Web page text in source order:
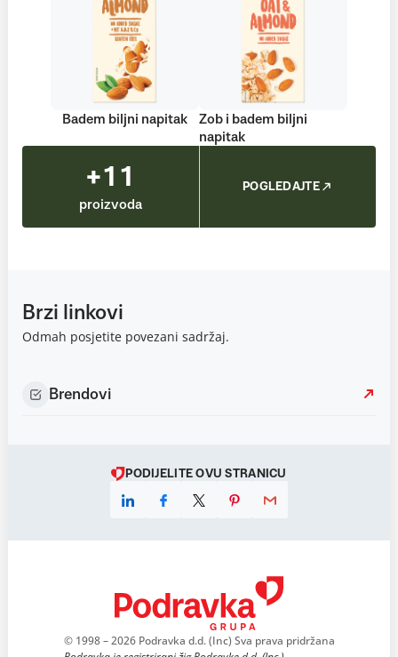
Badem biljni napitak
Zob i badem biljni
napitak
+11
proizvoda
POGLEDAJTE
Brzi linkovi
Odmah posjetite povezani sadržaj.
Brendovi
PODIJELITE OVU STRANICU
© 1998 – 2026 Podravka d.d. (Inc) Sva prava pridržana